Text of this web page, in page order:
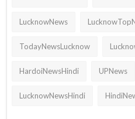
LucknowNews
TodayNewsLucknow
HardoiNewsHindi UPNews
LucknowNewsHindi